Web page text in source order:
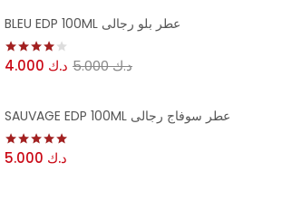
BLEU EDP 100ML عطر بلو رجالى
تم التقييم
4.00
د.ك د.ك5.000
SAUVAGE EDP 100ML عطر سوفاج رجالى
تم التقييم
5.00
د.ك